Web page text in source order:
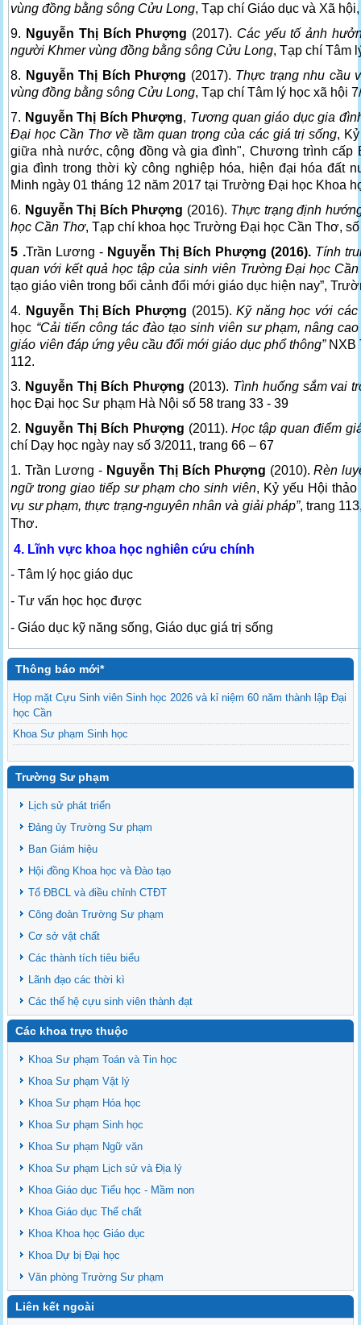
vùng đồng bằng sông Cửu Long, Tạp chí Giáo dục và Xã
9. Nguyễn Thị Bích Phượng (2017). Các yếu tố ảnh
người Khmer vùng đồng bằng sông Cửu Long, Tạp chí Tâm
8. Nguyễn Thị Bích Phượng (2017). Thực trạng nhu cầu
vùng đồng bằng sông Cửu Long, Tạp chí Tâm lý học xã hội
7. Nguyễn Thị Bích Phượng, Tương quan giáo dục gia
Đại học Cần Thơ về tầm quan trọng của các giá trị sống,
giữa nhà nước, cộng đồng và gia đình", Chương trình cấp
gia đình trong thời kỳ công nghiệp hóa, hiện đại hóa đất
Minh ngày 01 tháng 12 năm 2017 tại Trường Đại học Khoa
6. Nguyễn Thị Bích Phượng (2016). Thực trạng định
học Cần Thơ, Tạp chí khoa học Trường Đại học Cần Thơ,
5 .Trần Lương -Nguyễn Thị Bích Phượng (2016). Tính
quan với kết quả học tập của sinh viên Trường Đại học
tạo giáo viên trong bối cảnh đổi mới giáo dục hiện nay”,
4. Nguyễn Thị Bích Phượng (2015).Kỹ năng học với
học “Cải tiến công tác đào tạo sinh viên sư phạm, nâng
giáo viên đáp ứng yêu cầu đổi mới giáo dục phổ thông”NXB
112.
3. Nguyễn Thị Bích Phượng (2013). Tình huống sắm vai
học Đại học Sư phạm Hà Nội số 58 trang 33 - 39
2. Nguyễn Thị Bích Phượng (2011).Học tập quan điểm
chí Dạy học ngày nay số 3/2011, trang 66 – 67
1. Trần Lương - Nguyễn Thị Bích Phượng (2010).Rèn
ngữ trong giao tiếp sư phạm cho sinh viên, Kỷ yếu Hội thảo
vụ sư phạm, thực trạng-nguyên nhân và giải pháp”, trang
Thơ.
4. Lĩnh vực khoa học nghiên cứu chính
- Tâm lý học giáo dục
- Tư vấn học học được
- Giáo dục kỹ năng sống, Giáo dục giá trị sống
Thông báo mới*
Họp mặt Cựu Sinh viên Sinh học 2026 và kỉ niệm 60 năm thành lập Đại
học Cần
Khoa Sư phạm Sinh học
Mời họp mặt Cựu Sinh viên Bộ môn Sư phạm Sinh học 2024
Trường Sư phạm
Lịch sử phát triển
Đảng ủy Trường Sư phạm
Ban Giám hiệu
Hội đồng Khoa học và Đào tạo
Tổ ĐBCL và điều chỉnh CTĐT
Công đoàn Trường Sư phạm
Cơ sở vật chất
Các thành tích tiêu biểu
Lãnh đạo các thời kì
Các thế hệ cựu sinh viên thành đạt
Các khoa trực thuộc
Khoa Sư phạm Toán và Tin học
Khoa Sư phạm Vật lý
Khoa Sư phạm Hóa học
Khoa Sư phạm Sinh học
Khoa Sư phạm Ngữ văn
Khoa Sư phạm Lịch sử và Địa lý
Khoa Giáo dục Tiểu học - Mầm non
Khoa Giáo dục Thể chất
Khoa Khoa học Giáo dục
Khoa Dự bị Đại học
Văn phòng Trường Sư phạm
Liên kết ngoài